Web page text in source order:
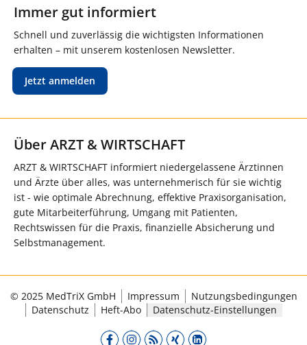
Immer gut informiert
Schnell und zuverlässig die wichtigsten Informationen
erhalten – mit unserem kostenlosen Newsletter.
Jetzt anmelden
Über ARZT & WIRTSCHAFT
ARZT & WIRTSCHAFT informiert niedergelassene Ärztinnen
und Ärzte über alles, was unternehmerisch für sie wichtig
ist - wie optimale Abrechnung, effektive Praxisorganisation,
gute Mitarbeiterführung, Umgang mit Patienten,
Rechtswissen für die Praxis, finanzielle Absicherung und
Selbstmanagement.
© 2025 MedTriX GmbH Impressum
Nutzungsbedingungen
Datenschutz
Heft-Abo Datenschutz-Einstellungen